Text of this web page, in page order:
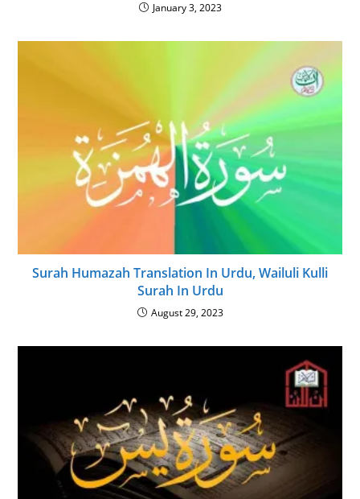
January 3, 2023
Surah Humazah Translation In Urdu, Wailuli Kulli
Surah In Urdu
August 29, 2023